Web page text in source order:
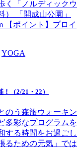
く「ノルディックウ
「開成山公園」
【ポイント】プロイ
YOGA
（2/21・22）
のう森旅ウォーキン
多彩なプログラムを
する時間をお過ごし
るための元気」では